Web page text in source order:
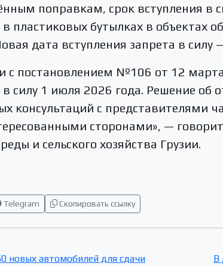
поправкам, срок вступления в
пластиковых бутылках в объектах
дата вступления запрета в силу
с постановлением №106 от 12
в силу 1 июля 2026 года. Решение об
консультаций с представителями
сторонами», —
и сельского хозяйства Грузии.
Telegram Скопировать ссылку
новых автомобилей для сдачи
В